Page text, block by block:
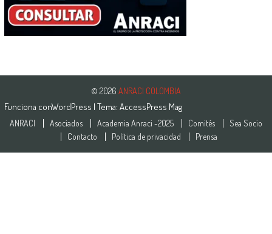
© 2026 ANRACI COLOMBIA
Funciona conWordPress | Tema: AccessPress Mag
ANRACI Asociados Academia Anraci -2025 Comités
Sea Socio
Contacto
Política de privacidad Prensa